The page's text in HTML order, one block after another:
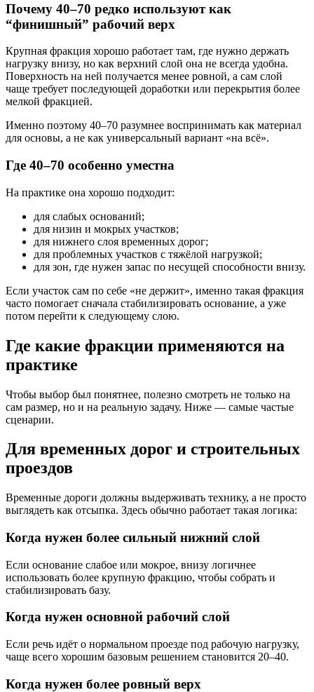
Почему 40–70 редко используют как
“финишный” рабочий верх
Крупная фракция хорошо работает там, где нужно держать
нагрузку внизу, но как верхний слой она не всегда удобна.
Поверхность на ней получается менее ровной, а сам слой
чаще требует последующей доработки или перекрытия более
мелкой фракцией.
Именно поэтому 40–70 разумнее воспринимать как материал
для основы, а не как универсальный вариант «на всё».
Где 40–70 особенно уместна
На практике она хорошо подходит:
для слабых оснований;
для низин и мокрых участков;
для нижнего слоя временных дорог;
для проблемных участков с тяжёлой нагрузкой;
для зон, где нужен запас по несущей способности внизу.
Если участок сам по себе «не держит», именно такая фракция
часто помогает сначала стабилизировать основание, а уже
потом перейти к следующему слою.
Где какие фракции применяются на
практике
Чтобы выбор был понятнее, полезно смотреть не только на
сам размер, но и на реальную задачу. Ниже — самые частые
сценарии.
Для временных дорог и строительных
проездов
Временные дороги должны выдерживать технику, а не просто
выглядеть как отсыпка. Здесь обычно работает такая логика:
Когда нужен более сильный нижний слой
Если основание слабое или мокрое, внизу логичнее
использовать более крупную фракцию, чтобы собрать и
стабилизировать базу.
Когда нужен основной рабочий слой
Если речь идёт о нормальном проезде под рабочую нагрузку,
чаще всего хорошим базовым решением становится 20–40.
Когда нужен более ровный верх